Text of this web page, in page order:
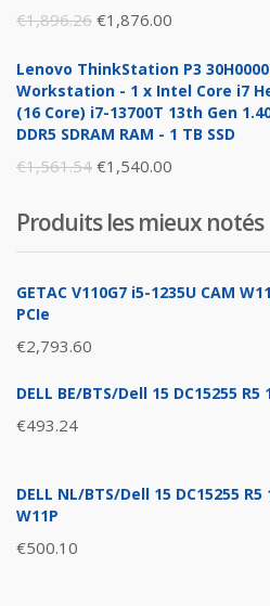
€1,896.26 Original
was:
€1,896.26.
€1,876.00
is:
€1,876.00.
Lenovo ThinkStation P3
Workstation - 1 x Intel Core i7
(16 Core) i7-13700T 13th Gen
DDR5 SDRAM RAM - 1 TB SSD
€1,561.54 Original
was:
€1,561.54.
€1,540.00
is:
€1,540.00.
Produits les mieux notés
GETAC V110G7 i5-1235U CAM
PCIe
€2,793.60
DELL BE/BTS/Dell 15 DC15255 R5
€493.24
DELL NL/BTS/Dell 15 DC15255 R5
W11P
€500.10